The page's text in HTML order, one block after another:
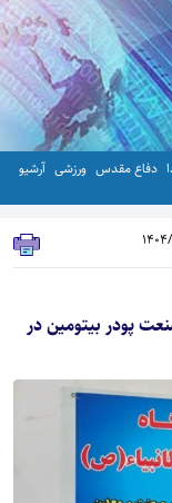
دفاع مقدس ورزشی آرشیو
پودر بیتومین در